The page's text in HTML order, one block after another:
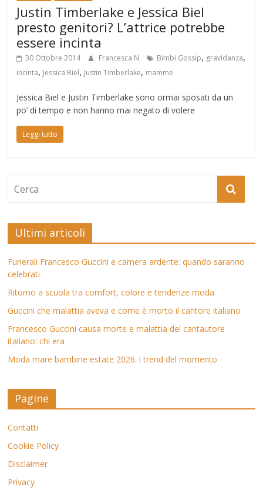
Justin Timberlake e Jessica Biel
presto genitori? L’attrice potrebbe
essere incinta
30 Ottobre 2014 Francesca N Bimbi Gossip, gravidanza,
incinta, Jessica Biel, Justin Timberlake, mamme
Jessica Biel e Justin Timberlake sono ormai sposati da un
po’ di tempo e non hanno mai negato di volere
Leggi tutto
Ultimi articoli
Funerali Francesco Guccini e camera ardente: quando saranno
celebrati
Ritorno a scuola tra comfort, colore e tendenze moda
Guccini che malattia aveva e come è morto il cantore italiano
Francesco Guccini causa morte e malattia del cantautore
italiano: chi era
Moda mare bambine estate 2026: i trend del momento
Pagine
Contatti
Cookie Policy
Disclaimer
Privacy